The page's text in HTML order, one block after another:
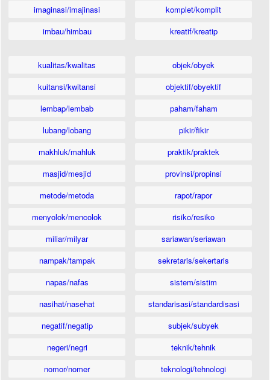
imaginasi/imajinasi
imbau/himbau
komplet/komplit
kreatif/kreatip
kualitas/kwalitas
kuitansi/kwitansi
lembap/lembab
lubang/lobang
makhluk/mahluk
masjid/mesjid
metode/metoda
menyolok/mencolok
miliar/milyar
nampak/tampak
napas/nafas
nasihat/nasehat
negatif/negatip
negeri/negri
nomor/nomer
objek/obyek
objektif/obyektif
paham/faham
pikir/fikir
praktik/praktek
provinsi/propinsi
rapot/rapor
risiko/resiko
sariawan/seriawan
sekretaris/sekertaris
sistem/sistim
standarisasi/standardisasi
subjek/subyek
teknik/tehnik
teknologi/tehnologi